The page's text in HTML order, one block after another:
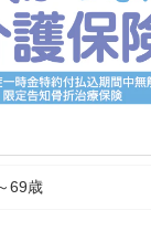
69歳